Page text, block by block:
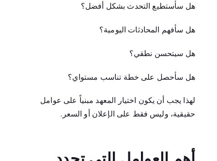
هل سأستطيع التحدث بشكل أفضل؟
هل سأفهم المحادثات اليومية؟
هل سيتحسن نطقي؟
هل سأحصل على خطة تناسب مستواي؟
لهذا يجب أن يكون اختيار المعهد مبنياً على عوامل
حقيقية، وليس فقط على الإعلان أو السعر.